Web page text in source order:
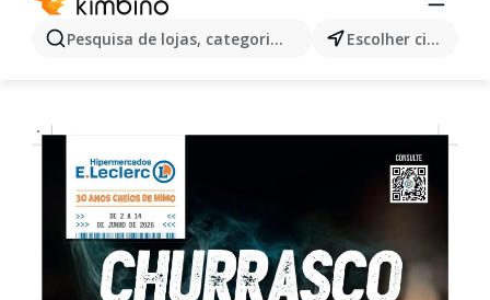
Pesquisa de lojas, categorias,produtos... Escolher cidade